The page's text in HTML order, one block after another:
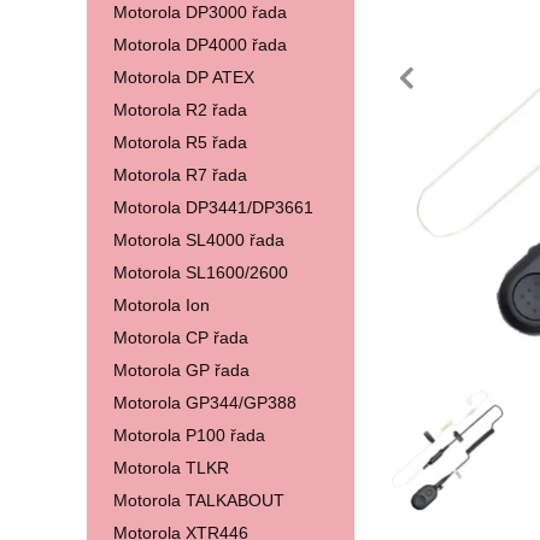
Fotografie
Motorola DP3000 řada
Motorola DP4000 řada
Motorola DP ATEX
Motorola R2 řada
Motorola R5 řada
Motorola R7 řada
Motorola DP3441/DP3661
Motorola SL4000 řada
Motorola SL1600/2600
Motorola Ion
Motorola CP řada
Motorola GP řada
Motorola GP344/GP388
Motorola P100 řada
Motorola TLKR
Motorola TALKABOUT
Motorola XTR446